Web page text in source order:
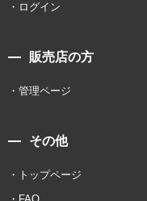
ログイン
販売店の方
管理ページ
その他
トップページ